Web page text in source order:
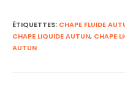
ÉTIQUETTES: CHAPE FLUIDE
CHAPE LIQUIDE AUTUN, CHAPE
AUTUN